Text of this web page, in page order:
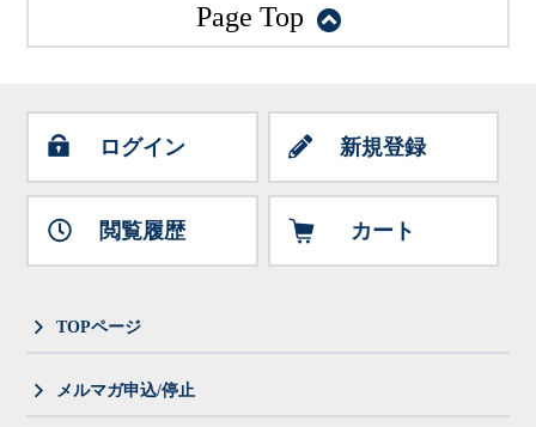
Page Top
ログイン 新規登録
閲覧履歴 カート
TOPページ
メルマガ申込/停止